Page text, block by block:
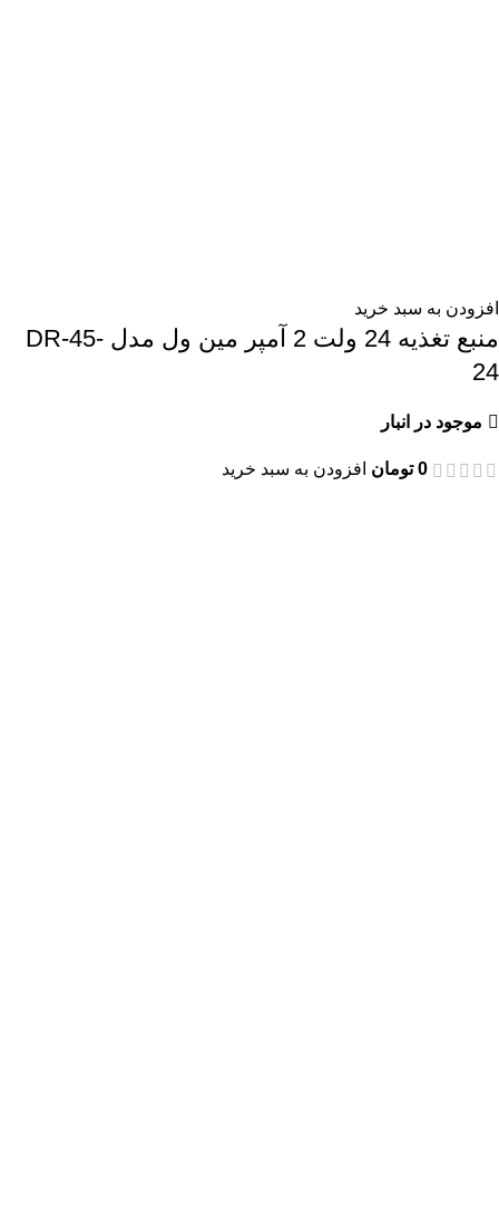
افزودن به سبد خرید
منبع تغذیه 24 ولت 2 آمپر مین ول مدل DR-45-
24
موجود در انبار
0 تومان افزودن به سبد خرید